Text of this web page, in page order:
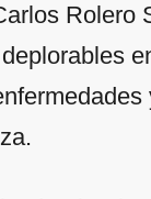
Rolero